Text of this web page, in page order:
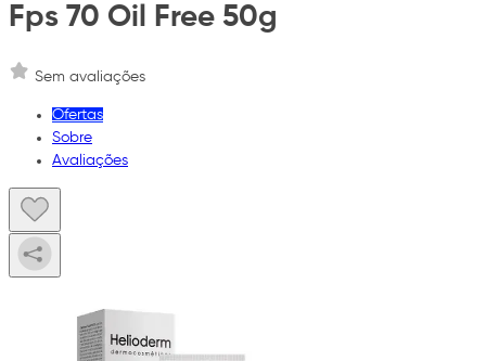
Fps 70 Oil Free 50g
Sem avaliações
Ofertas
Sobre
Avaliações